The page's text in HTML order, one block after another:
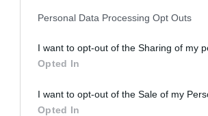
Personal Data Processing Opt Outs
I want to opt-out of the Sharing of my
Opted In
I want to opt-out of the Sale of my
Opted In
le ebben a szezonban. Brick egyre
a birkózócsapat pompon-
egy suliba járó, és elballagásakor
sportösztöndíjjal felveszik egy
hullámvasút, ráadásul amerikai
látjuk, ami jó döntés volt az írók